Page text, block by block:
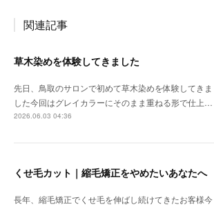
関連記事
草木染めを体験してきました
先日、鳥取のサロンで初めて草木染めを体験してきま
した今回はグレイカラーにそのまま重ねる形で仕上…
2026.06.03 04:36
くせ毛カット｜縮毛矯正をやめたいあなたへ
長年、縮毛矯正でくせ毛を伸ばし続けてきたお客様今